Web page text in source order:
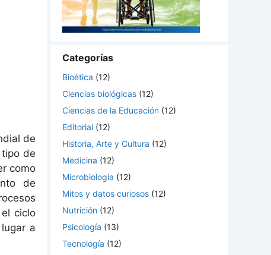
de
de
como
de
ciclo
a
Categorías
Bioética (12)
Ciencias biológicas (12)
Ciencias de la Educación (12)
Editorial (12)
Historia, Arte y Cultura (12)
Medicina (12)
Microbiología (12)
Mitos y datos curiosos (12)
Nutrición (12)
Psicología (13)
Tecnología (12)